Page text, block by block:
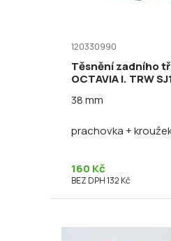
120330990
Těsnění zadního
OCTAVIA I. TRW
38 mm
prachovka +
160 Kč
BEZ DPH 132 Kč